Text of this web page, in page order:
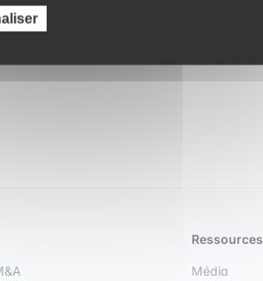
Ressources
Média